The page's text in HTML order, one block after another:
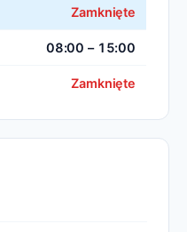
Zamknięte
08:00 – 15:00
Zamknięte